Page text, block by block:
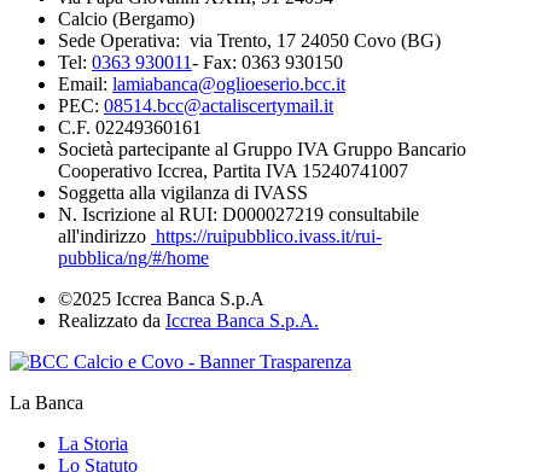
Calcio (Bergamo)
Sede Operativa: via Trento, 17 24050 Covo (BG)
Tel: 0363 930011- Fax: 0363 930150
Email: lamiabanca@oglioeserio.bcc.it
PEC: 08514.bcc@actaliscertymail.it
C.F. 02249360161
Società partecipante al Gruppo IVA Gruppo Bancario
Cooperativo Iccrea, Partita IVA 15240741007
Soggetta alla vigilanza di IVASS
N. Iscrizione al RUI: D000027219 consultabile
all'indirizzo https://ruipubblico.ivass.it/rui-
pubblica/ng/#/home
©2025 Iccrea Banca S.p.A
Realizzato da Iccrea Banca S.p.A.
La Banca
La Storia
Lo Statuto